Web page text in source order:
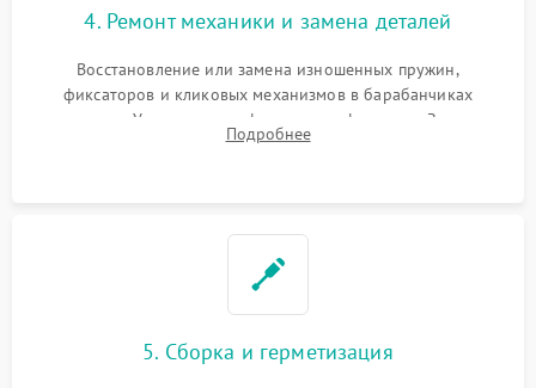
4. Ремонт механики и замена деталей
Восстановление или замена изношенных пружин,
фиксаторов и кликовых механизмов в барабанчиках
поправок. Устранение люфтов в трансфокаторе. Замена
поврежденных линз, разбитой сетки или восстановление
Подробнее
5. Сборка и герметизация